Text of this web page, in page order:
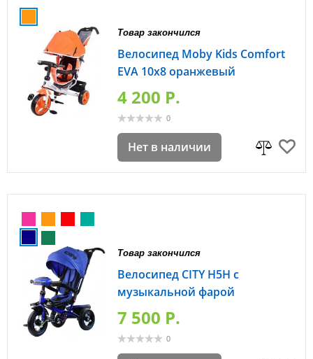
Товар закончился
Велосипед Moby Kids Comfort
EVA 10x8 оранжевый
4 200 P.
0
Нет в наличии
Товар закончился
Велосипед CITY H5H с
музыкальной фарой
7 500 P.
0